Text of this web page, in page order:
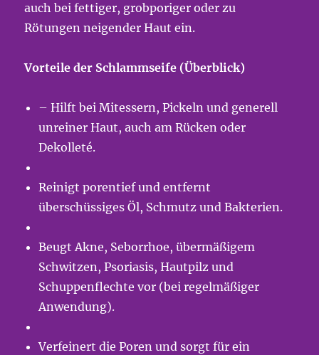
auch bei fettiger, grobporiger oder zu
Rötungen neigender Haut ein.
Vorteile der Schlammseife (Überblick)
– Hilft bei Mitessern, Pickeln und generell
unreiner Haut, auch am Rücken oder
Dekolleté.
Reinigt porentief und entfernt
überschüssiges Öl, Schmutz und Bakterien.
Beugt Akne, Seborrhoe, übermäßigem
Schwitzen, Psoriasis, Hautpilz und
Schuppenflechte vor (bei regelmäßiger
Anwendung).
Verfeinert die Poren und sorgt für ein